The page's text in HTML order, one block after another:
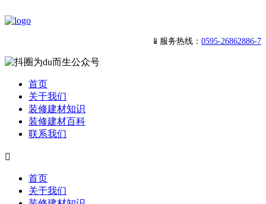
📱服务热线： 0595-26862886-7
首页
关于我们
装修建材知识
装修建材百科
联系我们

首页
关于我们